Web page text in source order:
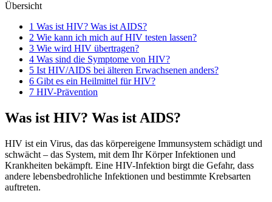
Übersicht
1 Was ist HIV? Was ist AIDS?
2 Wie kann ich mich auf HIV testen lassen?
3 Wie wird HIV übertragen?
4 Was sind die Symptome von HIV?
5 Ist HIV/AIDS bei älteren Erwachsenen anders?
6 Gibt es ein Heilmittel für HIV?
7 HIV-Prävention
Was ist HIV? Was ist AIDS?
HIV ist ein Virus, das das körpereigene Immunsystem schädigt und
schwächt – das System, mit dem Ihr Körper Infektionen und
Krankheiten bekämpft. Eine HIV-Infektion birgt die Gefahr, dass
andere lebensbedrohliche Infektionen und bestimmte Krebsarten
auftreten.